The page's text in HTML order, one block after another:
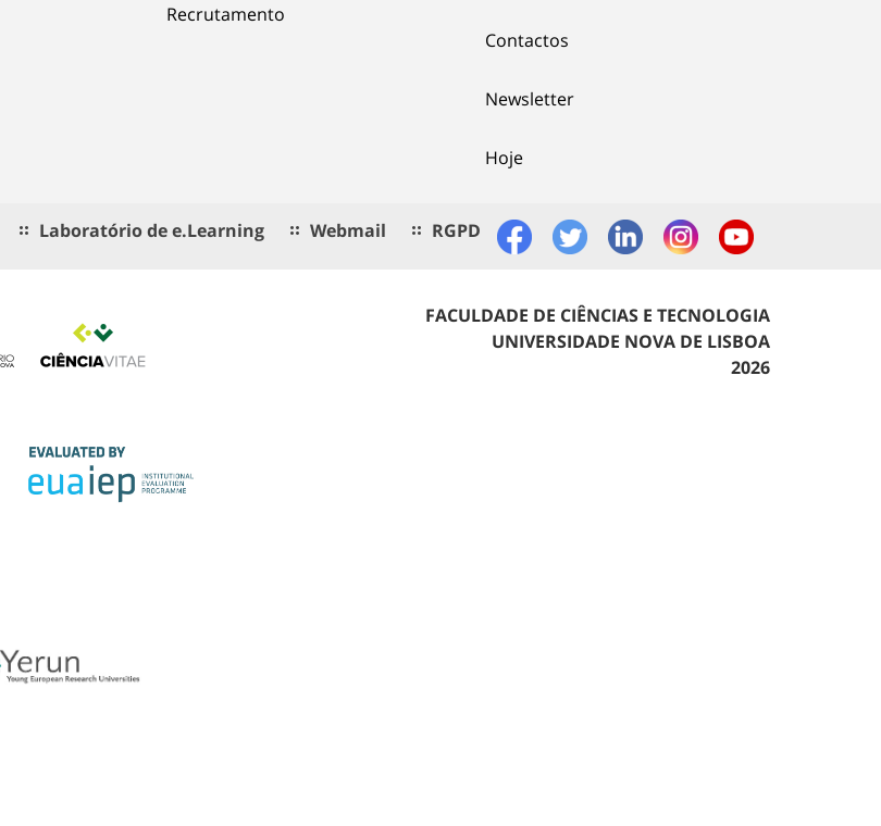
Recrutamento
Contactos
Newsletter
Hoje
Laboratório de e.Learning Webmail RGPD
FACULDADE DE CIÊNCIAS E TECNOLOGIA
UNIVERSIDADE NOVA DE LISBOA
2026